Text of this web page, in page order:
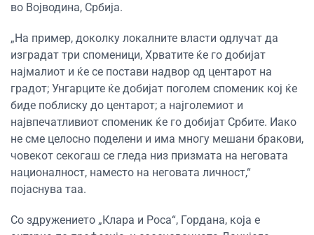
во Војводина, Србија.
„На пример, доколку локалните власти одлучат да
изградат три споменици, Хрватите ќе го добијат
најмалиот и ќе се постави надвор од центарот на
градот; Унгарците ќе добијат поголем споменик кој ќе
биде поблиску до центарот; а најголемиот и
највпечатливиот споменик ќе го добијат Србите. Иако
не сме целосно поделени и има многу мешани бракови,
човекот секогаш се гледа низ призмата на неговата
националност, наместо на неговата личност,“
појаснува таа.
Со здружението „Клара и Роса“, Гордана, која е